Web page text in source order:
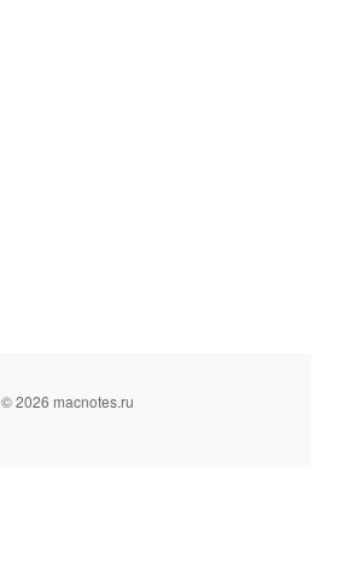
© 2026 macnotes.ru